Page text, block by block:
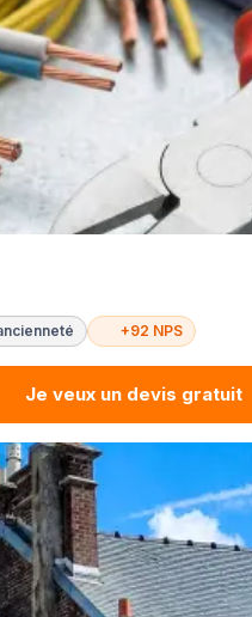
+92 NPS
Je veux un devis gratuit